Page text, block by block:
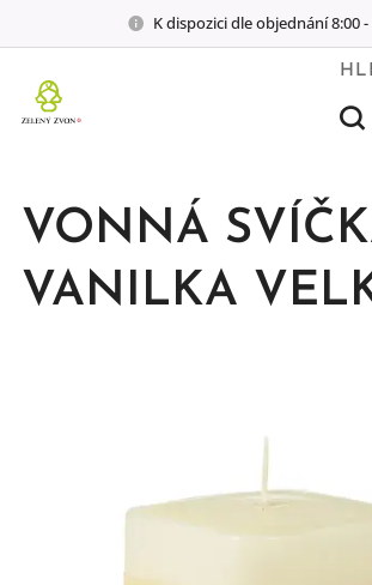
K dispozici dle objednání 8:00 -
VONNÁ
VANILKA